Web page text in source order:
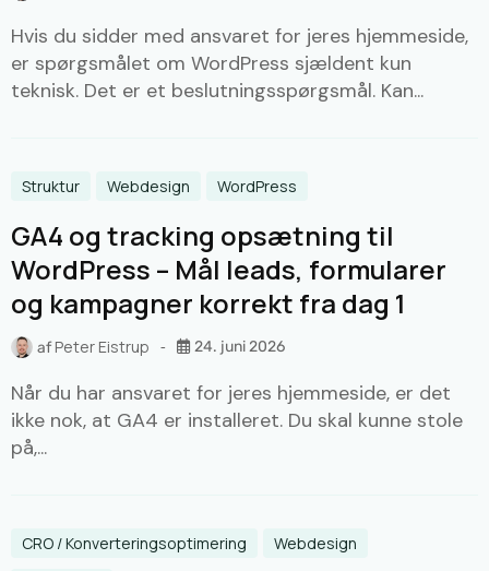
Hvis du sidder med ansvaret for jeres hjemmeside,
er spørgsmålet om WordPress sjældent kun
teknisk. Det er et beslutningsspørgsmål. Kan...
Struktur Webdesign WordPress
GA4 og tracking opsætning til
WordPress – Mål leads, formularer
og kampagner korrekt fra dag 1
afPeter Eistrup 24. juni 2026
Når du har ansvaret for jeres hjemmeside, er det
ikke nok, at GA4 er installeret. Du skal kunne stole
på,...
CRO / Konverteringsoptimering
Webdesign